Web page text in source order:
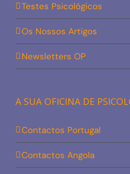
Testes Psicológicos
Os Nossos Artigos
Newsletters OP
A SUA OFICINA DE
Contactos Portugal
Contactos Angola